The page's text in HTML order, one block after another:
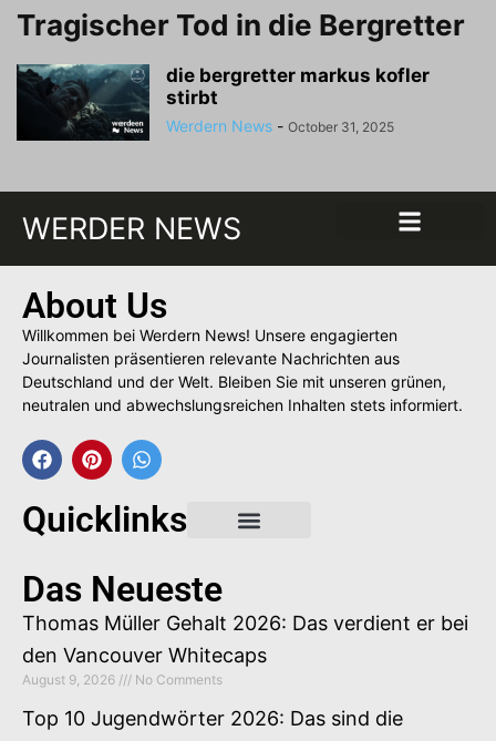
Tragischer Tod in die Bergretter
die bergretter markus kofler
stirbt
Werdern News - October 31, 2025
WERDER NEWS
About Us
Willkommen bei Werdern News! Unsere engagierten
Journalisten präsentieren relevante Nachrichten aus
Deutschland und der Welt. Bleiben Sie mit unseren grünen,
neutralen und abwechslungsreichen Inhalten stets informiert.
Quicklinks
Das Neueste
Thomas Müller Gehalt 2026: Das verdient er bei
den Vancouver Whitecaps
August 9, 2026 No Comments
Top 10 Jugendwörter 2026: Das sind die